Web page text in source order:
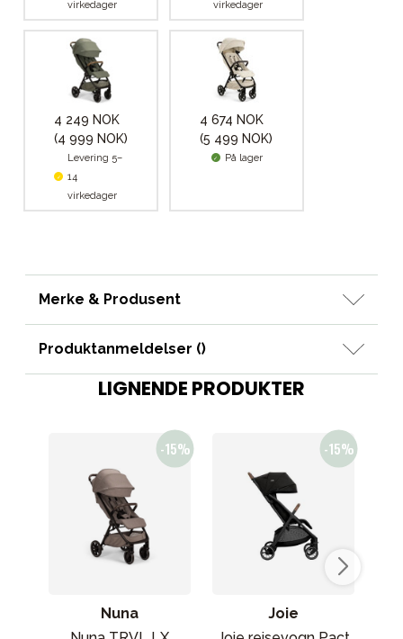
virkedager virkedager
4 249 NOK
(4 999 NOK)
Levering 5–
14
virkedager
4 674 NOK
(5 499 NOK)
På lager
Merke & Produsent
Produktanmeldelser ()
LIGNENDE PRODUKTER
Nuna
Joie